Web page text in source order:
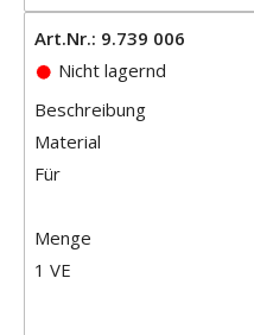
Art.Nr.: 9.739 006
Nicht lagernd
Beschreibung
Material
Für
Menge
1 VE